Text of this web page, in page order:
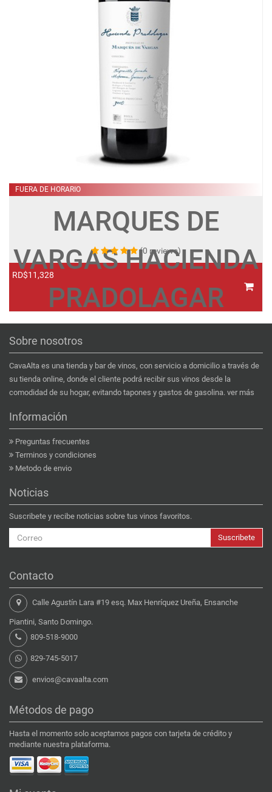
FUERA DE HORARIO
MARQUES DE
VARGAS HACIENDA
PRADOLAGAR
(0 reviews)
RD$11,328
Sobre nosotros
CavaAlta es una tienda y bar de vinos, con servicio a domicilio a través de
su tienda online, donde el cliente podrá recibir sus vinos desde la
comodidad de su hogar, evitando tapones y gastos de gasolina. ver más
Información
Preguntas frecuentes
Terminos y condiciones
Metodo de envio
Noticias
Suscribete y recibe noticias sobre tus vinos favoritos.
Suscribete
Contacto
Calle Agustín Lara #19 esq. Max Henríquez Ureña, Ensanche
Piantini, Santo Domingo.
809-518-9000
829-745-5017
envios@cavaalta.com
Métodos de pago
Hasta el momento solo aceptamos pagos con tarjeta de crédito y
mediante nuestra plataforma.